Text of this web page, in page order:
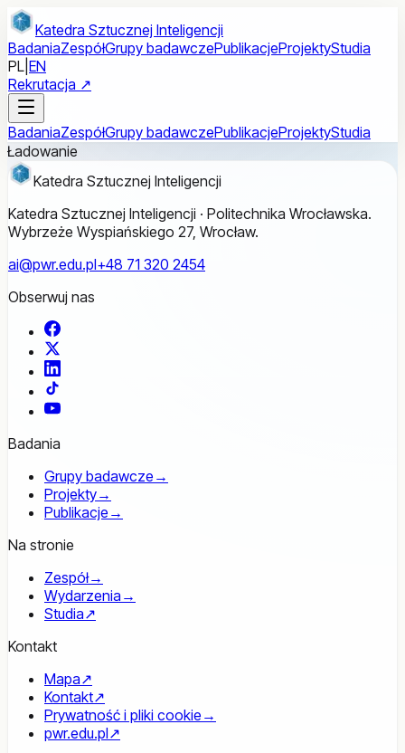
Przejdź do treści głównej
Katedra Sztucznej Inteligencji
BadaniaZespółGrupy badawczePublikacjeProjektyStudia
PL EN
Rekrutacja ↗
BadaniaZespółGrupy badawczePublikacjeProjektyStudia
Ładowanie
Katedra Sztucznej Inteligencji
Katedra Sztucznej Inteligencji · Politechnika Wrocławska.
Wybrzeże Wyspiańskiego 27, Wrocław.
ai@pwr.edu.pl+48 71 320 2454
Obserwuj nas
Facebook
YouTube
Badania
Grupy badawcze →
Projekty→
Publikacje →
Na stronie
Zespół→
Wydarzenia →
Studia↗
Kontakt
Mapa↗
Kontakt↗
Prywatność i pliki cookie →
pwr.edu.pl↗